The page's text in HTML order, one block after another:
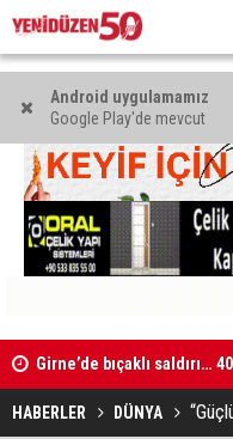
Android uygulamamız
Google Play'de mevcut
Girne’de bıçaklı saldırı…
hayatını kaybetti
HABERLER DÜNYA